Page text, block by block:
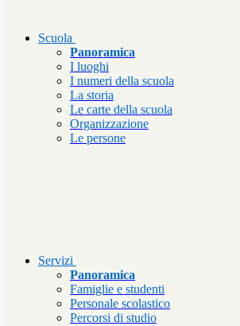
Scuola
Panoramica
I luoghi
I numeri della scuola
La storia
Le carte della scuola
Organizzazione
Le persone
Servizi
Panoramica
Famiglie e studenti
Personale scolastico
Percorsi di studio